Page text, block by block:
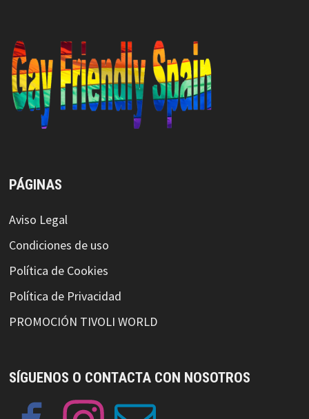
PÁGINAS
Aviso Legal
Condiciones de uso
Política de Cookies
Política de Privacidad
PROMOCIÓN TIVOLI WORLD
SÍGUENOS O CONTACTA CON NOSOTROS